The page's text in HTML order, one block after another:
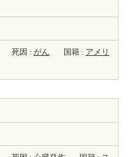
死因 : がん 国籍 : アメリ